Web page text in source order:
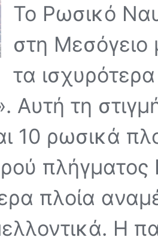
Το Ρωσικό
στη
τα
Αυτή τη
10 ρωσικά
πλήγματος
πλοία
Η